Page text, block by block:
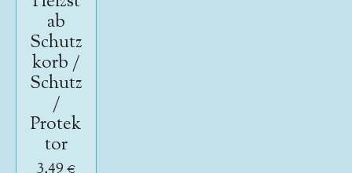
ab
Schutz
korb /
Schutz
/
Protek
tor